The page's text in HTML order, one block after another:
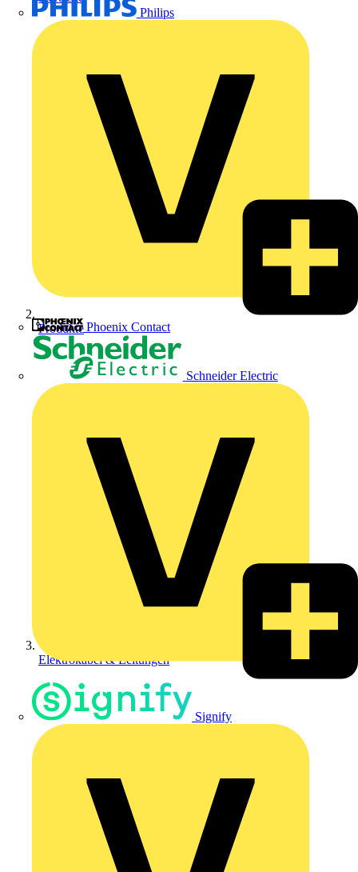
Philips
Phoenix Contact
Schneider Electric
Signify
Produkte
Elektrokabel & Leitungen